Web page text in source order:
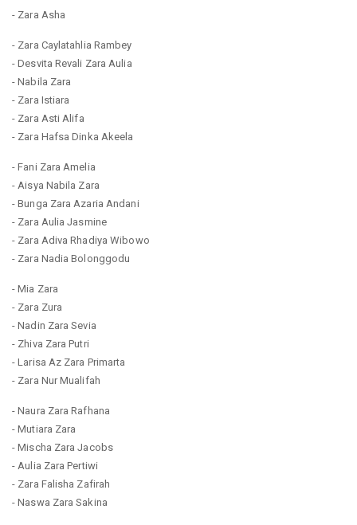
- Zara Asha
- Zara Caylatahlia Rambey
- Desvita Revali Zara Aulia
- Nabila Zara
- Zara Istiara
- Zara Asti Alifa
- Zara Hafsa Dinka Akeela
- Fani Zara Amelia
- Aisya Nabila Zara
- Bunga Zara Azaria Andani
- Zara Aulia Jasmine
- Zara Adiva Rhadiya Wibowo
- Zara Nadia Bolonggodu
- Mia Zara
- Zara Zura
- Nadin Zara Sevia
- Zhiva Zara Putri
- Larisa Az Zara Primarta
- Zara Nur Mualifah
- Naura Zara Rafhana
- Mutiara Zara
- Mischa Zara Jacobs
- Aulia Zara Pertiwi
- Zara Falisha Zafirah
- Naswa Zara Sakina